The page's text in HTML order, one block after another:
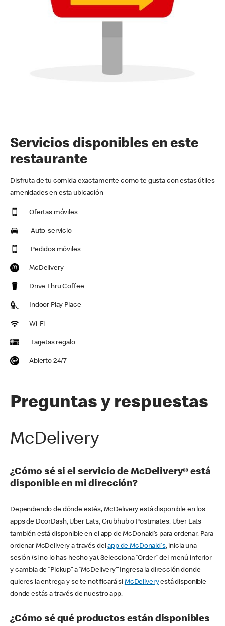
Servicios disponibles en este
restaurante
Disfruta de tu comida exactamente como te gusta con estas útiles
amenidades en esta ubicación
Ofertas móviles
Auto-servicio
Pedidos móviles
McDelivery
Drive Thru Coffee
Indoor Play Place
Wi-Fi
Tarjetas regalo
Abierto 24/7
Preguntas y respuestas
McDelivery
¿Cómo sé si el servicio de McDelivery® está
disponible en mi dirección?
Dependiendo de dónde estés, McDelivery está disponible en los
apps de DoorDash, Uber Eats, Grubhub o Postmates. Uber Eats
también está disponible en el app de McDonald’s para ordenar. Para
ordenar McDelivery a través delapp de McDonald's, inicia una
sesión (si no lo has hecho ya). Selecciona “Order” del menú inferior
y cambia de “Pickup” a “McDelivery’” Ingresa la dirección donde
quieres la entrega y se te notificará si McDeliveryestá disponible
donde estás a través de nuestro app.
¿Cómo sé qué productos están disponibles